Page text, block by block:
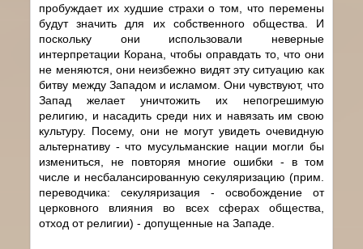
пробуждает их худшие страхи о том, что перемены
будут значить для их собственного общества. И
поскольку они использовали неверные
интерпретации Корана, чтобы оправдать то, что они
не меняются, они неизбежно видят эту ситуацию как
битву между Западом и исламом. Они чувствуют, что
Запад желает уничтожить их непогрешимую
религию, и насадить среди них и навязать им свою
культуру. Посему, они не могут увидеть очевидную
альтернативу - что мусульманские нации могли бы
измениться, не повторяя многие ошибки - в том
числе и несбалансированную секуляризацию (прим.
переводчика: секуляризация - освобождение от
церковного влияния во всех сферах общества,
отход от религии) - допущенные на Западе.